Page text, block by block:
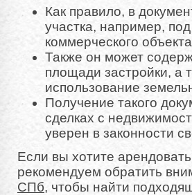
Как правило, в
участка, например,
коммерческого
Также он может
площади застройки, а
использование
Получение такого
сделках с
уверен в законности
Если вы хотите
рекомендуем обратить
СПб, чтобы найти